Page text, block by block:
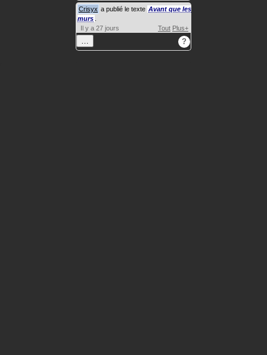
Crisyx a publié le texte Avant que les
murs
Il y a 27 jours
Tout Plus+
… ?